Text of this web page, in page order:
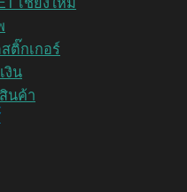
ติ๊กเกอร์
งิน
นค้า